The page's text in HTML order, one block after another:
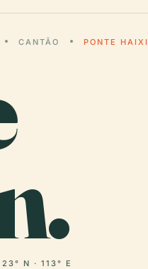
CANTÃO PONTE
23° N · 113° E